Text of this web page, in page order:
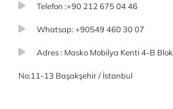
Telefon :+90 212 675 04 46
Whatsap: +90549 460 30 07
Adres : Masko Mobilya Kenti 4-B Blok
No:11-13 Başakşehir / İstanbul